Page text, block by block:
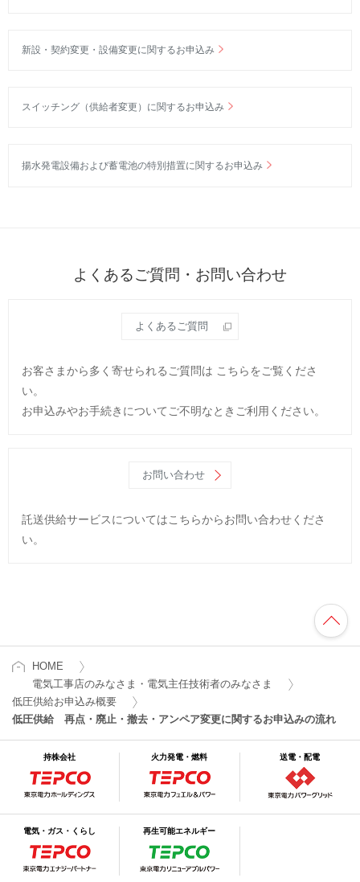
新設・契約変更・設備変更に関するお申込み
スイッチング（供給者変更）に関するお申込み
揚水発電設備および蓄電池の特別措置に関するお申込み
よくあるご質問・お問い合わせ
よくあるご質問
お客さまから多く寄せられるご質問は こちらをご覧くださ
い。
お申込みやお手続きについてご不明なときご利用ください。
お問い合わせ
託送供給サービスについてはこちらからお問い合わせくださ
い。
HOME
電気工事店のみなさま・電気主任技術者のみなさま
低圧供給お申込み概要
低圧供給 再点・廃止・撤去・アンペア変更に関するお申込みの流れ
持株会社 火力発電・燃料 送電・配電
電気・ガス・くらし 再生可能エネルギー